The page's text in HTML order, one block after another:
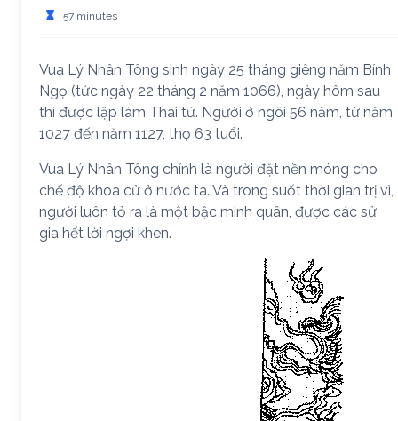
57 minutes
Vua Lý Nhân Tông sinh ngày 25 tháng giêng năm Bính
Ngọ (tức ngày 22 tháng 2 năm 1066), ngày hôm sau
thì được lập làm Thái tử. Người ở ngôi 56 năm, từ năm
1027 đến năm 1127, thọ 63 tuổi.
Vua Lý Nhân Tông chính là người đặt nền móng cho
chế độ khoa cử ở nước ta. Và trong suốt thời gian trị vì,
người luôn tỏ ra là một bậc minh quân, được các sử
gia hết lời ngợi khen.